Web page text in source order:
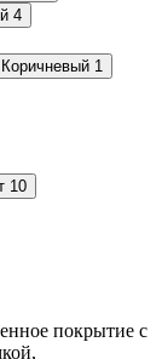
4
1
10
покрытие с